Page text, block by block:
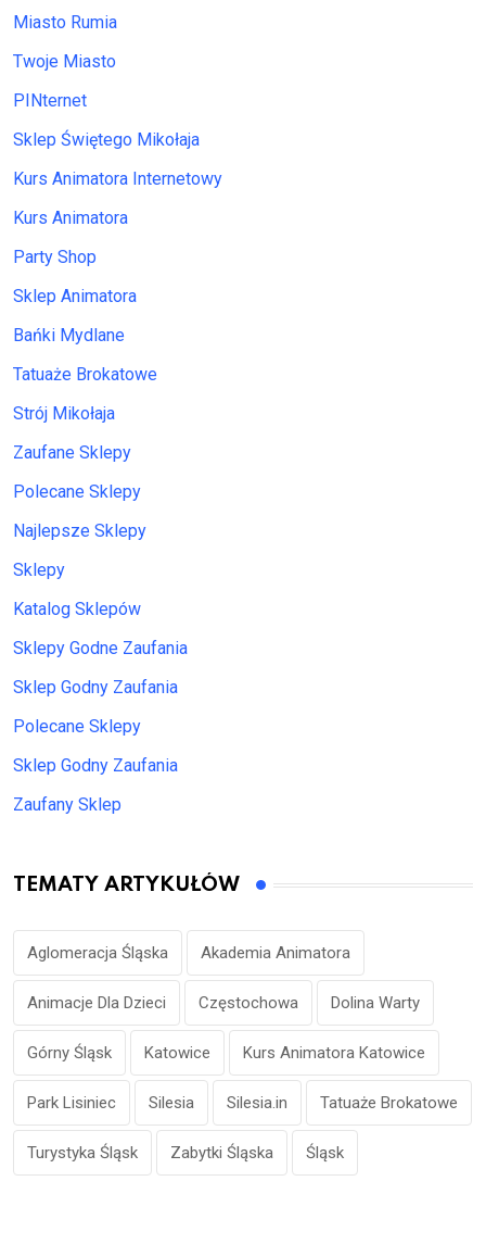
Miasto Rumia
Twoje Miasto
PINternet
Sklep Świętego Mikołaja
Kurs Animatora Internetowy
Kurs Animatora
Party Shop
Sklep Animatora
Bańki Mydlane
Tatuaże Brokatowe
Strój Mikołaja
Zaufane Sklepy
Polecane Sklepy
Najlepsze Sklepy
Sklepy
Katalog Sklepów
Sklepy Godne Zaufania
Sklep Godny Zaufania
Polecane Sklepy
Sklep Godny Zaufania
Zaufany Sklep
TEMATY ARTYKUŁÓW
Aglomeracja Śląska Akademia Animatora
Animacje Dla Dzieci Częstochowa Dolina Warty
Górny Śląsk Katowice Kurs Animatora Katowice
Park Lisiniec Silesia Silesia.in Tatuaże Brokatowe
Turystyka Śląsk Zabytki Śląska Śląsk